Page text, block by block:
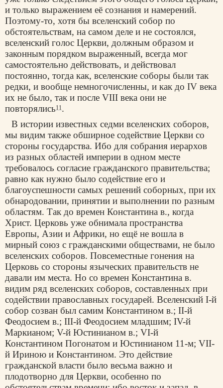
и только выражением её сознания и намерений.
Поэтому-то, хотя бы вселенский собор по
обстоятельствам, на самом деле и не состоялся,
вселенский голос Церкви, должным образом и
законным порядком выраженный, всегда мог
самостоятельно действовать, и действовал
постоянно, тогда как, вселенские соборы были так
редки, и вообще немногочисленны, и как до IV века
их не было, так и после VIII века они не
повторялись11.
В истории известных седми вселенских соборов,
мы видим также обширное содействие Церкви со
стороны государства. Ибо для собрания иерархов
из разных областей империи в одном месте
требовалось согласие гражданского правительства;
равно как нужно было содействие его и
благоуспешности самых решений соборных, при их
обнародовании, принятии и выполнении по разным
областям. Так до времен Константина в., когда
Христ. Церковь уже обнимала пространства
Европы, Азии и Африки, но ещё не вошла в
мирный союз с гражданскими обществами, не было
вселенских соборов. Повсеместные гонения на
Церковь со стороны языческих правительств не
давали им места. Но со времен Константина в.
видим ряд вселенских соборов, составленных при
содействии православных государей. Вселенский I-й
собор созван был самим Константином в.; ІІ-й
Феодосием в.; ІІІ-й Феодосием младшим; IV-й
Маркианом; V-й Юстинианом в.; VI-й
Константином Погонатом и Юстинианом 11-м; VII-
й Ириною и Константином. Это действие
гражданской власти было весьма важно и
плодотворно для Церкви, особенно по